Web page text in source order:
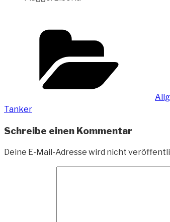
Tanker
Schreibe einen Kommentar
Deine E-Mail-Adresse wird nicht